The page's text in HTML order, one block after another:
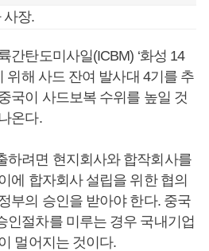
장.
간탄도미사일(ICBM) ‘화성 14
위해 사드 잔여 발사대 4기를 추
국이 사드보복 수위를 높일 것
온다.
하려면 현지회사와 합작회사를
에 합자회사 설립을 위한 협의
부의 승인을 받아야 한다. 중국
인절차를 미루는 경우 국내기업
멀어지는 것이다.